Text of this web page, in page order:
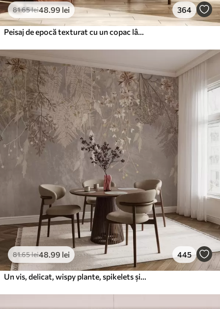
81.65lei48 .99 lei 364
81.65lei48 .99 lei 445